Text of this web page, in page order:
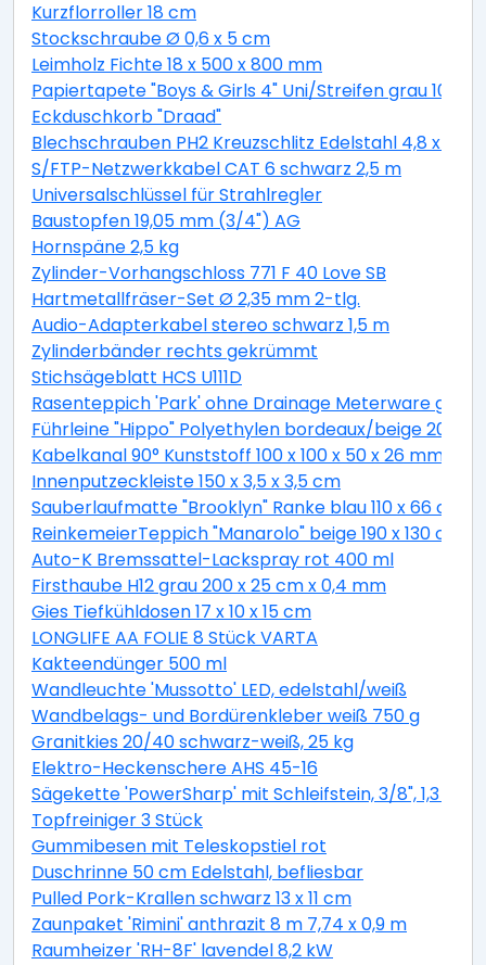
Kurzflorroller 18 cm
Stockschraube Ø 0,6 x 5 cm
Leimholz Fichte 18 x 500 x 800 mm
Papiertapete "Boys & Girls 4" Uni/Streifen grau 10,05
Eckduschkorb "Draad"
Blechschrauben PH2 Kreuzschlitz Edelstahl 4,8 x 19
S/FTP-Netzwerkkabel CAT 6 schwarz 2,5 m
Universalschlüssel für Strahlregler
Baustopfen 19,05 mm (3/4") AG
Hornspäne 2,5 kg
Zylinder-Vorhangschloss 771 F 40 Love SB
Hartmetallfräser-Set Ø 2,35 mm 2-tlg.
Audio-Adapterkabel stereo schwarz 1,5 m
Zylinderbänder rechts gekrümmt
Stichsägeblatt HCS U111D
Rasenteppich 'Park' ohne Drainage Meterware
Führleine "Hippo" Polyethylen bordeaux/beige 200
Kabelkanal 90° Kunststoff 100 x 100 x 50 x 26 mm
Innenputzeckleiste 150 x 3,5 x 3,5 cm
Sauberlaufmatte "Brooklyn" Ranke blau 110 x 66 cm
ReinkemeierTeppich "Manarolo" beige 190 x 130 cm
Auto-K Bremssattel-Lackspray rot 400 ml
Firsthaube H12 grau 200 x 25 cm x 0,4 mm
Gies Tiefkühldosen 17 x 10 x 15 cm
LONGLIFE AA FOLIE 8 Stück VARTA
Kakteendünger 500 ml
Wandleuchte 'Mussotto' LED, edelstahl/weiß
Wandbelags- und Bordürenkleber weiß 750 g
Granitkies 20/40 schwarz-weiß, 25 kg
Elektro-Heckenschere AHS 45-16
Sägekette 'PowerSharp' mit Schleifstein, 3/8", 1,3
Topfreiniger 3 Stück
Gummibesen mit Teleskopstiel rot
Duschrinne 50 cm Edelstahl, befliesbar
Pulled Pork-Krallen schwarz 13 x 11 cm
Zaunpaket 'Rimini' anthrazit 8 m 7,74 x 0,9 m
Raumheizer 'RH-8F' lavendel 8,2 kW